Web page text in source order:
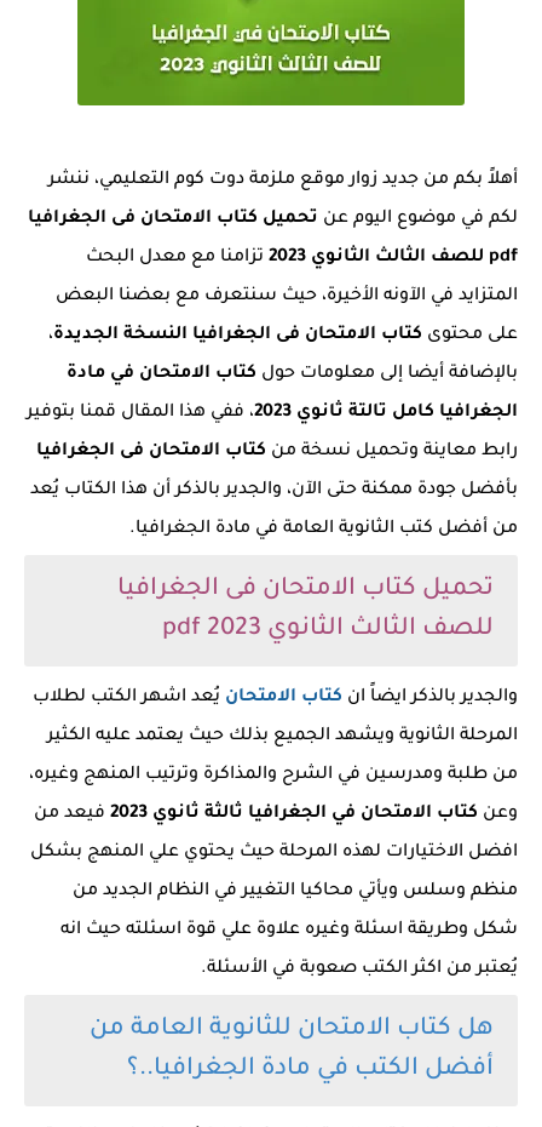
أهلاً بكم من جديد زوار موقع ملزمة دوت كوم التعليمي، ننشر
لكم في موضوع اليوم عن تحميل كتاب الامتحان فى الجغرافيا
pdf للصف الثالث الثانوي 2023
تزامنا مع معدل البحث
المتزايد في الآونه الأخيرة، حيث سنتعرف مع بعضنا البعض
على محتوى كتاب الامتحان فى الجغرافيا النسخة الجديدة،
بالإضافة أيضا إلى معلومات حول كتاب الامتحان في مادة
الجغرافيا كامل تالتة ثانوي 2023
، ففي هذا المقال قمنا بتوفير
رابط معاينة وتحميل نسخة من كتاب الامتحان فى الجغرافيا
بأفضل جودة ممكنة حتى الآن، والجدير بالذكر أن هذا الكتاب يُعد
من أفضل كتب الثانوية العامة في مادة الجغرافيا.
تحميل كتاب الامتحان فى الجغرافيا
للصف الثالث الثانوي 2023 pdf
والجدير بالذكر ايضاً ان كتاب الامتحان يُعد اشهر الكتب لطلاب
المرحلة الثانوية ويشهد الجميع بذلك حيث يعتمد عليه الكثير
من طلبة ومدرسين في الشرح والمذاكرة وترتيب المنهج وغيره،
وعن كتاب الامتحان في الجغرافيا ثالثة ثانوي 2023
فيعد من
افضل الاختيارات لهذه المرحلة حيث يحتوي علي المنهج بشكل
منظم وسلس ويأتي محاكيا التغيير في النظام الجديد من
شكل وطريقة اسئلة وغيره علاوة علي قوة اسئلته حيث انه
يُعتبر من اكثر الكتب صعوبة في الأسئلة.
هل كتاب الامتحان للثانوية العامة من
أفضل الكتب في مادة الجغرافيا..؟